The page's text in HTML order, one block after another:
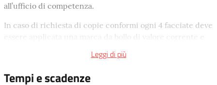
Se la domanda è ammissibile il richiedente può visionare
e/o ottenere copia dei documenti. L'accoglimento
della domanda contiene l'indicazione dell'ufficio,
15 giorniper prendere visione dei
all’ufficio di competenza.
In caso di richiesta di copie conformi ogni 4 facciate deve
essere applicata una marca da bollo di valore corrente e
sono previsti diritti di segreteria pari a 0,52 € a facciata.
Non possono essere oggetto di accesso:
Leggi di più
Tempi e scadenze